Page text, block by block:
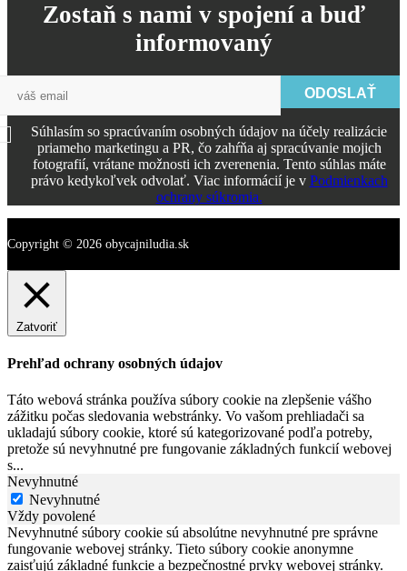
Zostaň s nami v spojení a buď
informovaný
ODOSLAŤ
Súhlasím so spracúvaním osobných údajov na účely realizácie
priameho marketingu a PR, čo zahŕňa aj spracúvanie mojich
fotografií, vrátane možnosti ich zverenenia. Tento súhlas máte
právo kedykoľvek odvolať. Viac informácií je v Podmienkach
ochrany súkromia.
Copyright © 2026 obycajniludia.sk
Zatvoriť
Prehľad ochrany osobných údajov
Táto webová stránka používa súbory cookie na zlepšenie vášho
zážitku počas sledovania webstránky. Vo vašom prehliadači sa
ukladajú súbory cookie, ktoré sú kategorizované podľa potreby,
pretože sú nevyhnutné pre fungovanie základných funkcií webovej
s...
Nevyhnutné
Nevyhnutné
Vždy povolené
Nevyhnutné súbory cookie sú absolútne nevyhnutné pre správne
fungovanie webovej stránky. Tieto súbory cookie anonymne
zaisťujú základné funkcie a bezpečnostné prvky webovej stránky.